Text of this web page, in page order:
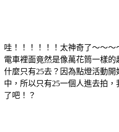
哇！！！！！！太神奇了～～～
電車裡面竟然是像萬花筒一樣
什麼只有25去？因為點燈活動
中，所以只有25一個人進去拍
了吧！？